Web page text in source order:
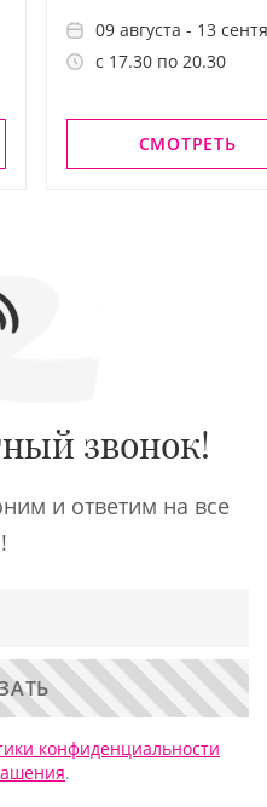
09 августа - 13
с 17.30 по 20.30
СМОТРЕТЬ
звонок!
и ответим на все
конфиденциальности
.